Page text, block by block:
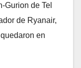
Gurion de Tel
de Ryanair,
en